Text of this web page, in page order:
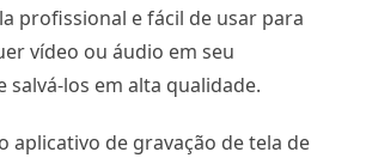
profissional e fácil de usar para
vídeo ou áudio em seu
salvá-los em alta qualidade.
aplicativo de gravação de tela de